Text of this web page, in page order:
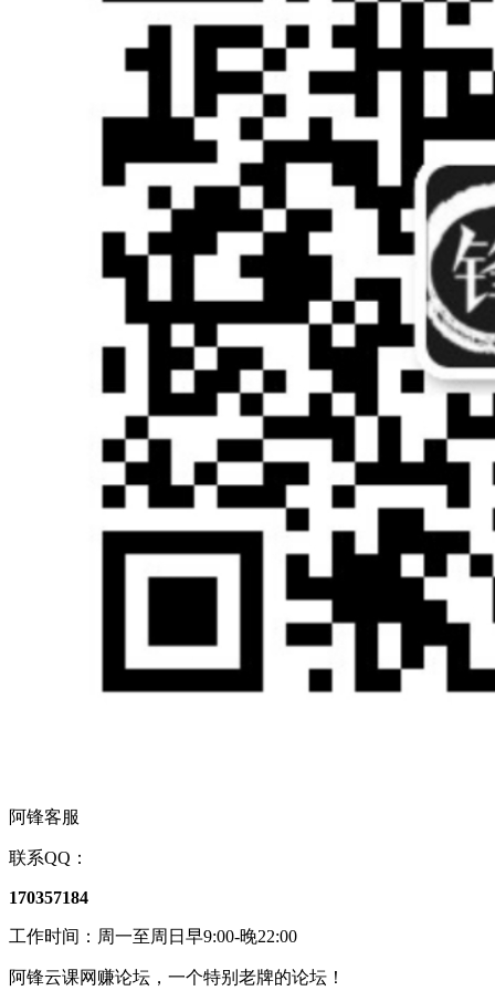
阿锋客服
联系QQ：
170357184
工作时间：周一至周日早9:00-晚22:00
阿锋云课网赚论坛，一个特别老牌的论坛！